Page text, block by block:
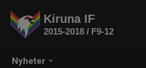
Nyheter
Kiruna IF
2015-2018 / F9-12